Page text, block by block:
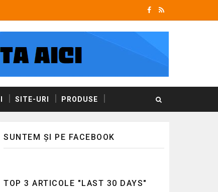
SITE-URI PRODUSE
SUNTEM ȘI PE FACEBOOK
TOP 3 ARTICOLE "LAST 30 DAYS"